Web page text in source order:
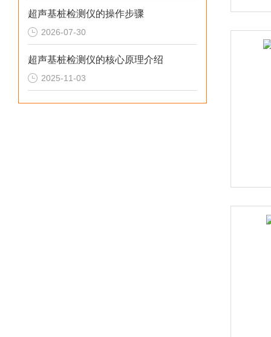
超声基桩检测仪的操作步骤
2026-07-30
超声基桩检测仪的核心原理介绍
2025-11-03